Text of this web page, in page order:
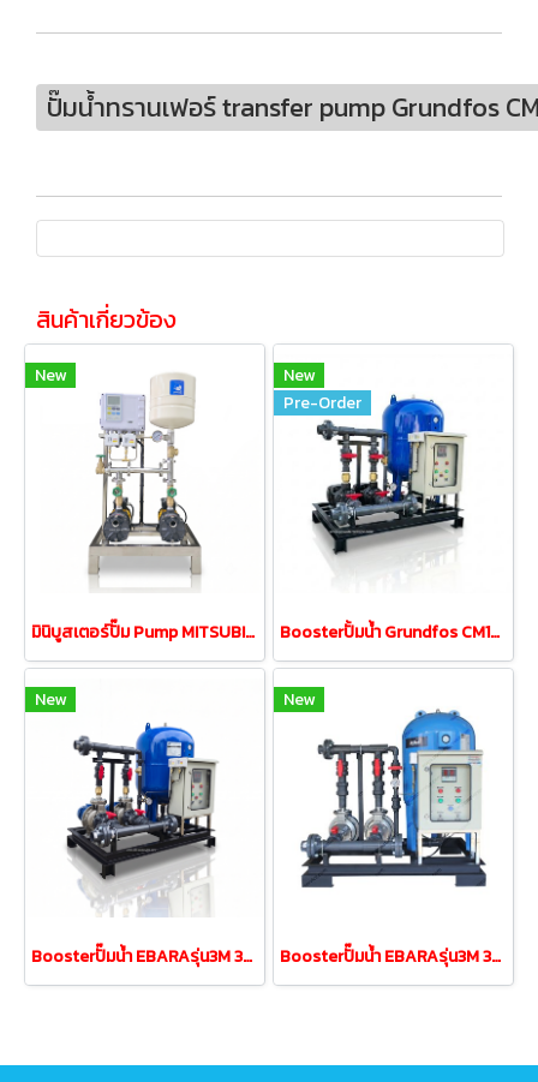
ปั๊มน้ำทรานเฟอร์ transfer pump Grundfos
สินค้าเกี่ยวข้อง
New
มินิบูสเตอร์ปั๊ม Pump MITSUBISHI MCH-355S 0.35kw 220V 18L
New
Pre-Order
Boosterปั้มน้ำ Grundfos CM10-3 2.2kw 380V tank200Lท่อUPVC
New
Boosterปั๊มน้ำ EBARAรุ่น3M 32-160/2.2 3.0HP380V tank200L
New
Boosterปั๊มน้ำ EBARAรุ่น3M 32-160/1.5 2.0HP380V tank200L